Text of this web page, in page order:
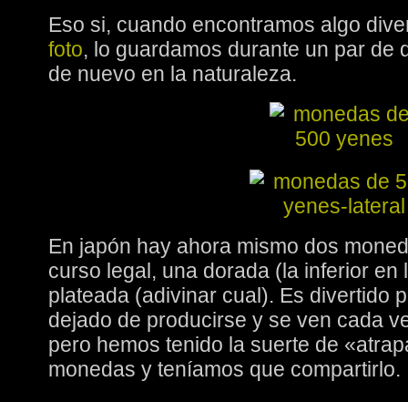
Eso si, cuando encontramos algo
foto, lo guardamos durante un par de
de nuevo en la naturaleza.
En japón hay ahora mismo dos
curso legal, una dorada (la inferior en
plateada (adivinar cual). Es divertido
dejado de producirse y se ven cada
pero hemos tenido la suerte de
monedas y teníamos que compartirlo.